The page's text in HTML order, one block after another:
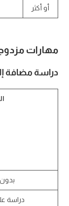
أو أكثر
مهارات
دراسة مضافة
دراسة